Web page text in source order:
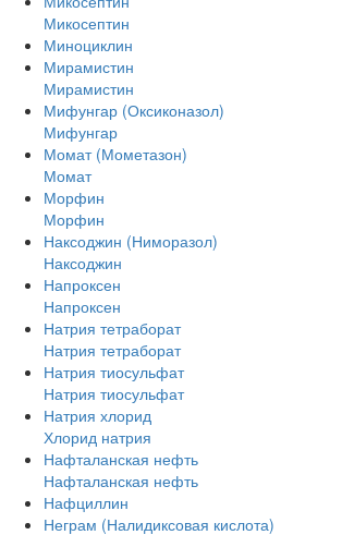
Микосептин
Миноциклин
Мирамистин
Мирамистин
Мифунгар (Оксиконазол)
Мифунгар
Момат (Мометазон)
Момат
Морфин
Морфин
Наксоджин (Ниморазол)
Наксоджин
Напроксен
Напроксен
Натрия тетраборат
Натрия тетраборат
Натрия тиосульфат
Натрия тиосульфат
Натрия хлорид
Хлорид натрия
Нафталанская нефть
Нафталанская нефть
Нафциллин
Неграм (Налидиксовая кислота)